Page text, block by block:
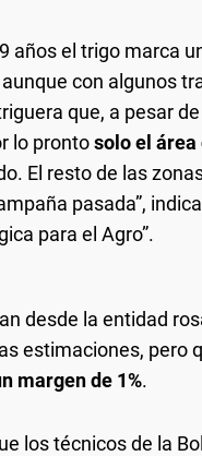
años el trigo marca
con algunos
que, a pesar
lo prontosolo el área
El resto de las
pasada”,
para el Agro”.
desde la entidad
estimaciones, pero
margen de 1%.
los técnicos de la